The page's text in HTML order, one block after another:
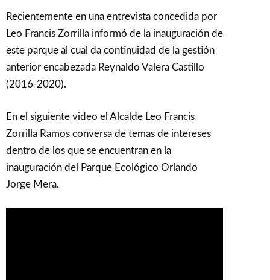
Recientemente en una entrevista concedida por
Leo Francis Zorrilla informó de la inauguración de
este parque al cual da continuidad de la gestión
anterior encabezada Reynaldo Valera Castillo
(2016-2020).
En el siguiente video el Alcalde Leo Francis
Zorrilla Ramos conversa de temas de intereses
dentro de los que se encuentran en la
inauguración del Parque Ecológico Orlando
Jorge Mera.